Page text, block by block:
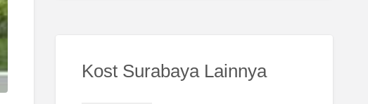
Kost Surabaya Lainnya